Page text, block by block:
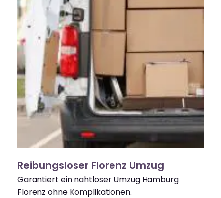
Reibungsloser Florenz Umzug
Garantiert ein nahtloser Umzug Hamburg
Florenz ohne Komplikationen.